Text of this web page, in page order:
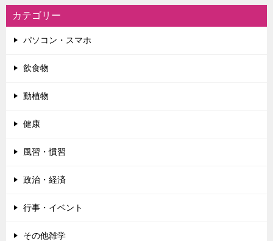
カテゴリー
パソコン・スマホ
飲食物
動植物
健康
風習・慣習
政治・経済
行事・イベント
その他雑学